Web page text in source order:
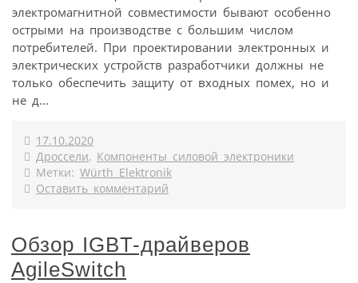
электромагнитной совместимости бывают особенно
острыми на производстве с большим числом
потребителей. При проектировании электронных и
электрических устройств разработчики должны не
только обеспечить защиту от входных помех, но и
не д...
17.10.2020
Дроссели, Компоненты силовой электроники
Метки: Würth Elektronik
Оставить комментарий
Обзор IGBT-драйверов
AgileSwitch